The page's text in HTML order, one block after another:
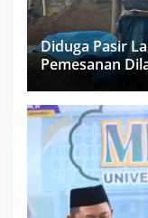
Diduga Pasir
Pemesanan